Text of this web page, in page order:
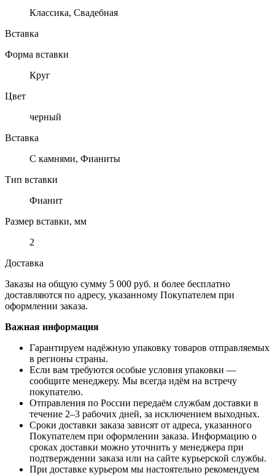
Классика, Свадебная
Вставка
Форма вставки
Круг
Цвет
черный
Вставка
С камнями, Фианиты
Тип вставки
Фианит
Размер вставки, мм
2
Доставка
Заказы на общую сумму 5 000 руб. и более бесплатно
доставляются по адресу, указанному Покупателем при
оформлении заказа.
Важная информация
Гарантируем надёжную упаковку товаров отправляемых
в регионы страны.
Если вам требуются особые условия упаковки —
сообщите менеджеру. Мы всегда идём на встречу
покупателю.
Отправления по России передаём службам доставки в
течение 2–3 рабочих дней, за исключением выходных.
Сроки доставки заказа зависят от адреса, указанного
Покупателем при оформлении заказа. Информацию о
сроках доставки можно уточнить у менеджера при
подтверждении заказа или на сайте курьерской службы.
При доставке курьером мы настоятельно рекомендуем